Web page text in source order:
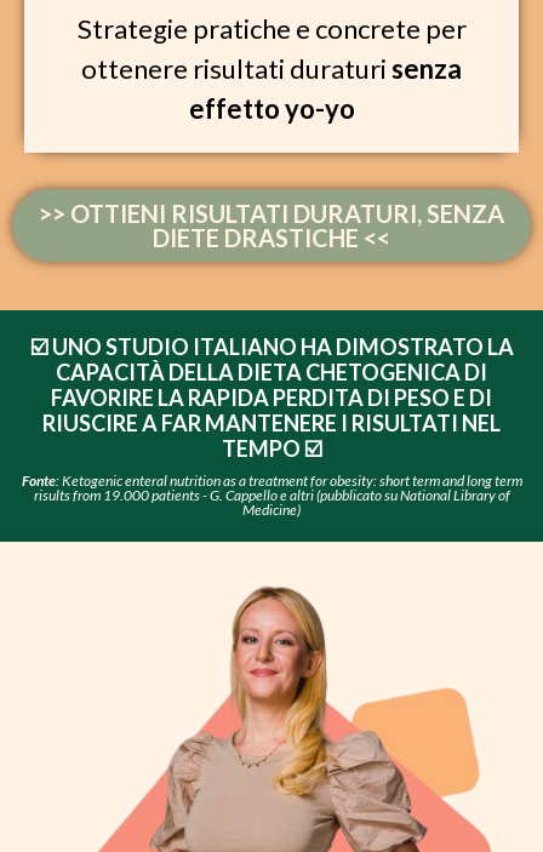
Strategie pratiche e concrete per
ottenere risultati duraturisenza
effetto yo-yo
>> OTTIENI RISULTATI DURATURI, SENZA
DIETE DRASTICHE <<
☑️ UNO STUDIO ITALIANO HA DIMOSTRATO LA
CAPACITÀ DELLA DIETA CHETOGENICA DI
FAVORIRE LA RAPIDA PERDITA DI PESO E DI
RIUSCIRE A FAR MANTENERE I RISULTATI NEL
TEMPO ☑️
Fonte: Ketogenic enteral nutrition as a treatment for obesity: short term and long term
risults from 19.000 patients - G. Cappello e altri (pubblicato su National Library of
Medicine)